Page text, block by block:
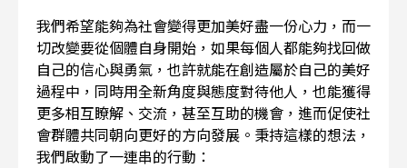
我們希望能夠為社會變得更加美好盡一份心力，而一
切改變要從個體自身開始，如果每個人都能夠找回做
自己的信心與勇氣，也許就能在創造屬於自己的美好
過程中，同時用全新角度與態度對待他人，也能獲得
更多相互瞭解、交流，甚至互助的機會，進而促使社
會群體共同朝向更好的方向發展。秉持這樣的想法，
我們啟動了一連串的行動：